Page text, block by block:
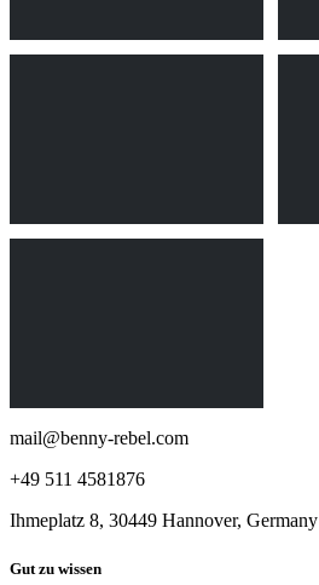
mail@benny-rebel.com
+49 511 4581876
Ihmeplatz 8, 30449 Hannover, Germany
Gut zu wissen